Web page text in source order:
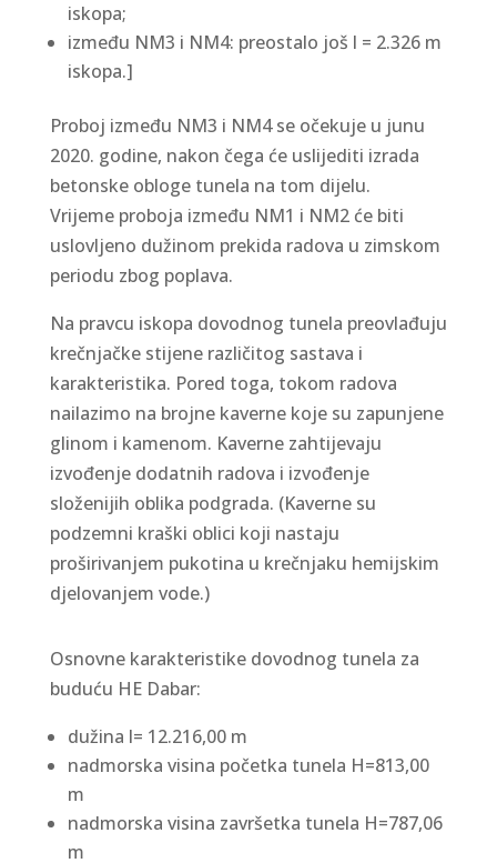
iskopa;
između NM3 i NM4: preostalo još l = 2.326 m
iskopa.]
Proboj između NM3 i NM4 se očekuje u junu
2020. godine, nakon čega će uslijediti izrada
betonske obloge tunela na tom dijelu.
Vrijeme proboja između NM1 i NM2 će biti
uslovljeno dužinom prekida radova u zimskom
periodu zbog poplava.
Na pravcu iskopa dovodnog tunela preovlađuju
krečnjačke stijene različitog sastava i
karakteristika. Pored toga, tokom radova
nailazimo na brojne kaverne koje su zapunjene
glinom i kamenom. Kaverne zahtijevaju
izvođenje dodatnih radova i izvođenje
složenijih oblika podgrada. (Kaverne su
podzemni kraški oblici koji nastaju
proširivanjem pukotina u krečnjaku hemijskim
djelovanjem vode.)
Osnovne karakteristike dovodnog tunela za
buduću HE Dabar:
dužina l= 12.216,00 m
nadmorska visina početka tunela H=813,00
m
nadmorska visina završetka tunela H=787,06
m